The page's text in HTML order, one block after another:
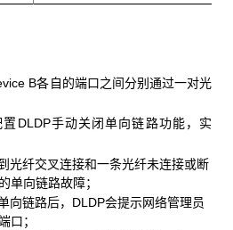
B各自的端口之间分别通过一对光
DLDP手动关闭单向链路功能，实
纤交叉连接和一条光纤未连接或断
单向链路故障；
链路后，DLDP会提示网络管理员
口；